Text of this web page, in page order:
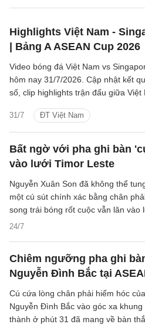
Highlights Việt Nam -
| Bảng A ASEAN Cup 2026
31/7 ĐT Việt Nam
Video bóng đá Việt Nam vs
hôm nay 31/7/2026. Cập nhật kết
số, clip highlights trận đấu giữa Việt
Bất ngờ với pha ghi bàn
vào lưới Timor Leste
24/7
Nguyễn Xuân Son đã không thể
một cú sút chính xác bằng chân
song trái bóng rốt cuộc vẫn lăn vào
nhờ cái chân trái của tiền đạo này.
Chiêm ngưỡng pha ghi
Nguyễn Đình Bắc tại
Cú cứa lòng chân phải hiểm hóc của
Nguyễn Đình Bắc vào góc xa khung
thành ở phút 31 đã mang về bàn